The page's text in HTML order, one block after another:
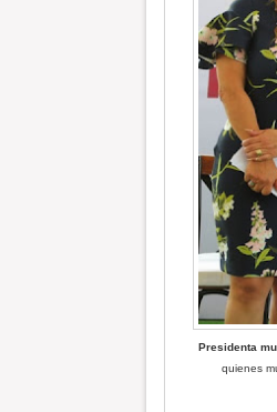
Presidenta
quienes